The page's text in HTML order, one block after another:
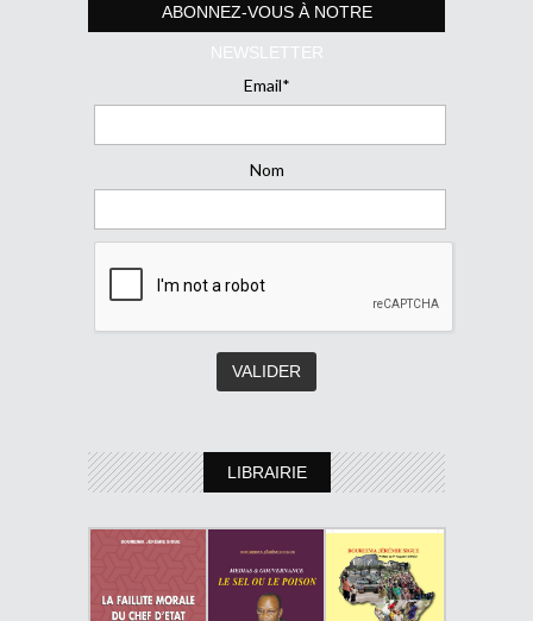
ABONNEZ-VOUS À NOTRE
NEWSLETTER
Email*
Nom
LIBRAIRIE